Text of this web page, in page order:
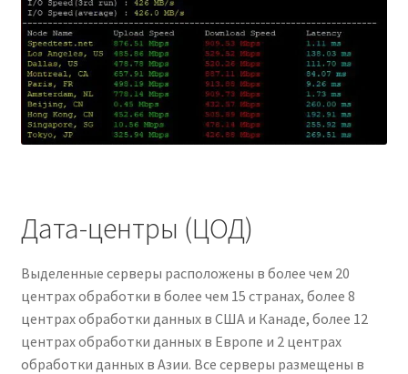
Дата-центры (ЦОД)
Выделенные серверы расположены в более чем 20
центрах обработки в более чем 15 странах, более 8
центрах обработки данных в США и Канаде, более 12
центрах обработки данных в Европе и 2 центрах
обработки данных в Азии. Все серверы размещены в